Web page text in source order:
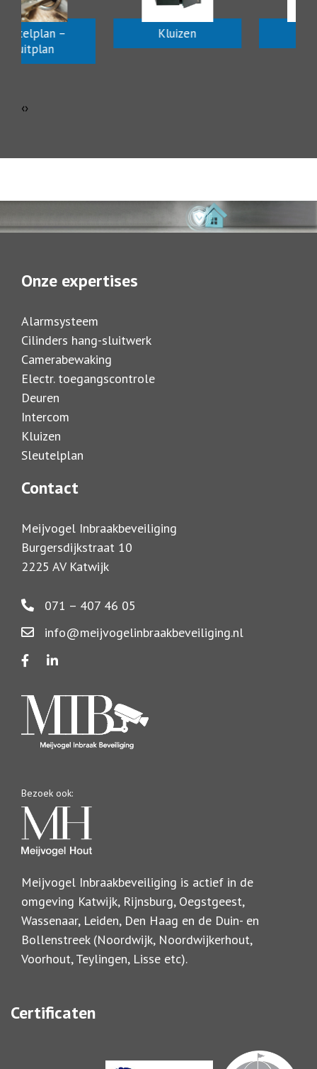
–
Kluizen
‹›
Onze expertises
Alarmsysteem
Cilinders hang-sluitwerk
Camerabewaking
Electr. toegangscontrole
Deuren
Intercom
Kluizen
Sleutelplan
Contact
Meijvogel Inbraakbeveiliging
Burgersdijkstraat 10
2225 AV Katwijk
071 – 407 46 05
info@meijvogelinbraakbeveiliging.nl
Bezoek ook:
Meijvogel Inbraakbeveiliging is actief in de
omgeving Katwijk, Rijnsburg, Oegstgeest,
Wassenaar, Leiden, Den Haag en de Duin- en
Bollenstreek (Noordwijk, Noordwijkerhout,
Voorhout, Teylingen, Lisse etc).
Certificaten